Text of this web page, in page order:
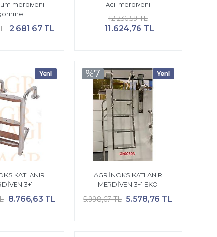
merdiveni
2.681,67 TL
Acil merdiveni
12.236,59 TL
11.624,76 TL
KATLANIR
3+1
8.766,63 TL
AGR İNOKS KATLANIR
MERDİVEN 3+1 EKO
5.998,67 TL 5.578,76 TL
%7